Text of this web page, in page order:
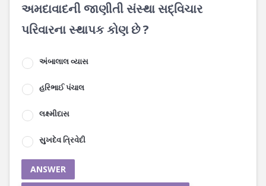
અમદાવાદની જાણીતી સંસ્થા સદ્વિચાર
પરિવારના સ્થાપક કોણ છે ?
અંબાલાલ વ્યાસ
હરિભાઈ પંચાલ
લક્ષ્મીદાસ
સુખદેવ ત્રિવેદી
ANSWER